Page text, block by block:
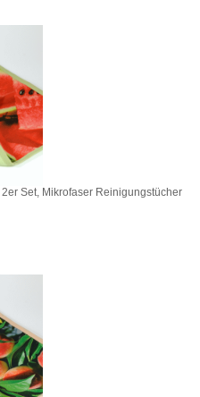
2er Set, Mikrofaser Reinigungstücher